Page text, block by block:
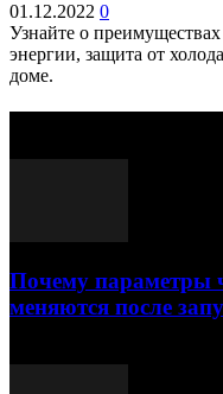
01.12.2022 0
Узнайте о
энергии, защита от
доме.
Почему параметры
меняются после